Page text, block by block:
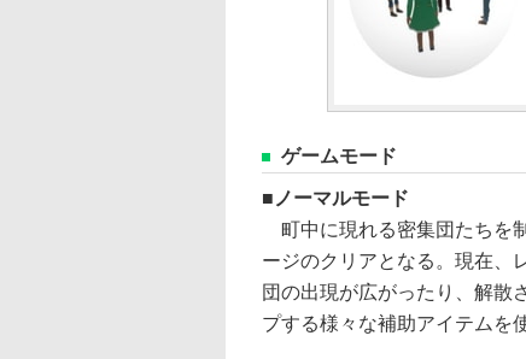
ゲームモード
ノーマルモード
町中に現れる密集団たちを
ージのクリアとなる。現在、
団の出現が広がったり、解散
プする様々な補助アイテムを